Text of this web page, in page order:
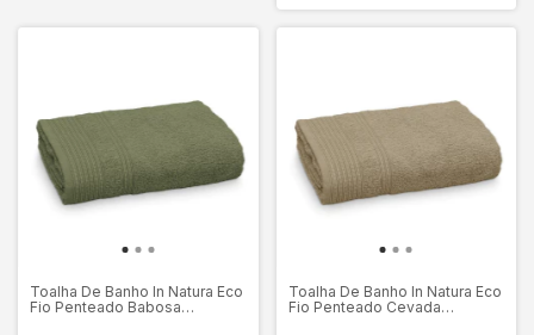
Toalha De Banho In Natura Eco
Fio Penteado Babosa
Toalha De Banho In Natura Eco
Fio Penteado Cevada